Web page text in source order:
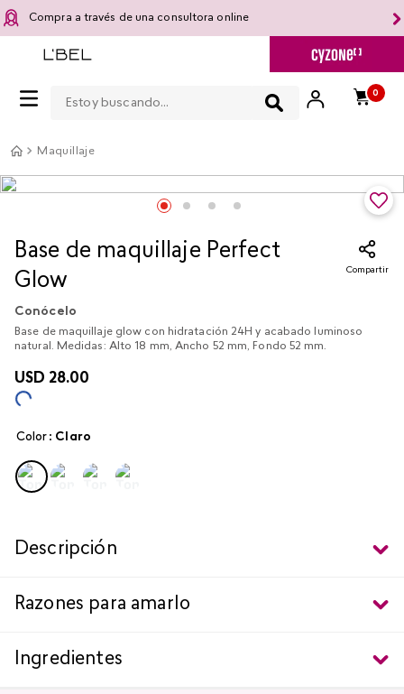
Compra a través de una consultora online
0
Maquillaje
Base de maquillaje Perfect
Glow
Compartir
Conócelo
Base de maquillaje glow con hidratación 24H y acabado luminoso
natural. Medidas: Alto 18 mm, Ancho 52 mm, Fondo 52 mm.
USD 28.00
Color : claro
Descripción
Razones para amarlo
Ingredientes